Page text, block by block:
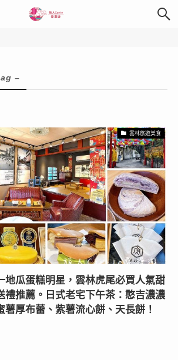
–
雲林旅遊美食
地瓜蛋糕明星，雲林虎尾必買人氣甜
禮推薦。日式老宅下午茶：憨吉濃濃
薯厚布蕾、紫薯流心餅、天長餅！